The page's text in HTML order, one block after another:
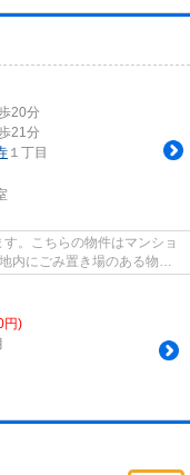
20分
21分
１丁目
。こちらの物件はマンショ
内にごみ置き場のある物件
円)